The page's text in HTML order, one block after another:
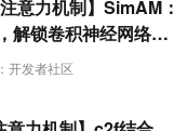
开发者社区
意力机制】SimAM：
解锁卷积神经网络新